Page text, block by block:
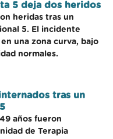
5 deja dos heridos
heridas tras un
5. El incidente
una zona curva, bajo
normales.
tras un
años fueron
de Terapia